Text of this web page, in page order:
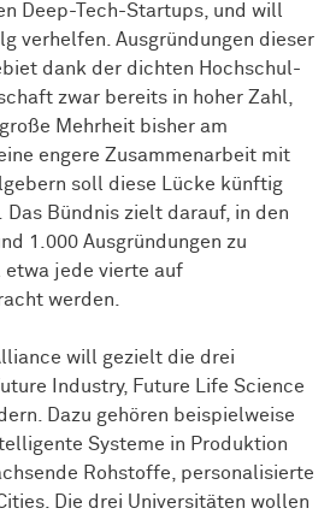
Deep-Tech-Startups, und will
verhelfen. Ausgründungen dieser
dank der dichten Hochschul-
zwar bereits in hoher Zahl,
Mehrheit bisher am
engere Zusammenarbeit mit
soll diese Lücke künftig
Das Bündnis zielt darauf, in den
1.000 Ausgründungen zu
etwa jede vierte auf
werden.
will gezielt die drei
Industry, Future Life Science
Dazu gehören beispielweise
Systeme in Produktion
Rohstoffe, personalisierte
Die drei Universitäten wollen